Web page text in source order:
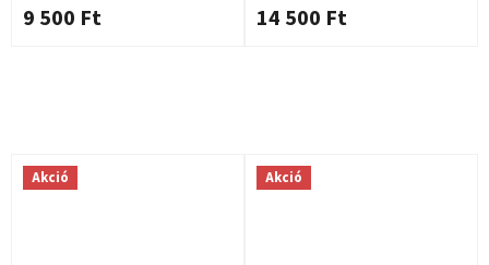
9 500 Ft 14 500 Ft
Akció Akció